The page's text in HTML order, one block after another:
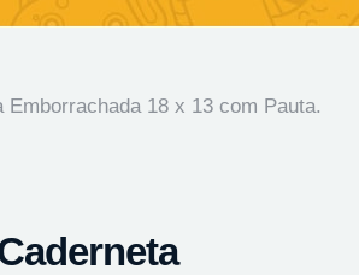
Emborrachada 18 x 13 com Pauta.